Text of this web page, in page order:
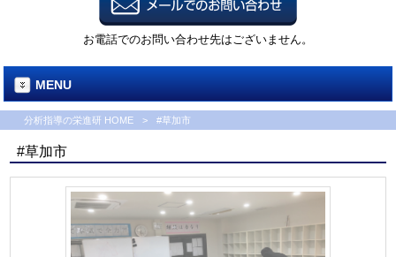
お電話でのお問い合わせ先はございません。
MENU
分析指導の栄進研 HOME > #草加市
#草加市